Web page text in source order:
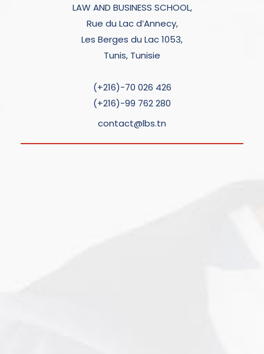
LAW AND BUSINESS SCHOOL,
Rue du Lac d’Annecy,
Les Berges du Lac 1053,
Tunis, Tunisie
(+216)-70 026 426
(+216)-99 762 280
contact@lbs.tn